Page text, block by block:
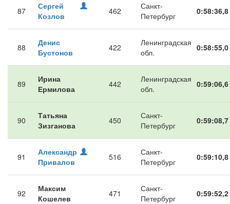
87
Сергей
Козлов
462
Санкт-
Петербург
0:58:36,8
88
Денис
Бустонов
422
Ленинградская
обл.
0:58:55,0
89
Ирина
Ермилова
442
Ленинградская
обл.
0:59:06,6
90
Татьяна
Зизганова
450
Санкт-
Петербург
0:59:08,7
91
Александр
Привалов
516
Санкт-
Петербург
0:59:10,8
92
Максим
Кошелев
471
Санкт-
Петербург
0:59:52,2